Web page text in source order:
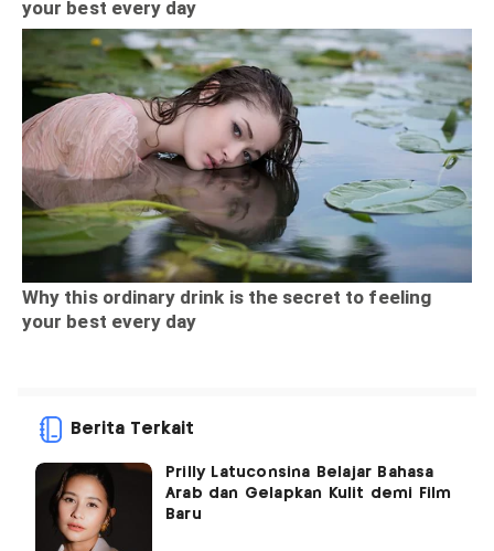
Berita Terkait
Prilly Latuconsina Belajar Bahasa
Arab dan Gelapkan Kulit demi Film
Baru